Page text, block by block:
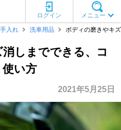
メニュー
ログイン
入れ 洗車用品 ボディの磨きやキ
しまでできる、コ
い方
2021年5月25日